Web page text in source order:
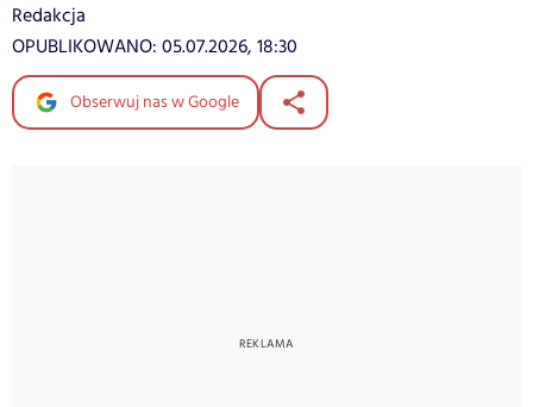
Redakcja
OPUBLIKOWANO: 05.07.2026, 18:30
Obserwuj nas w Google